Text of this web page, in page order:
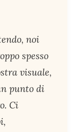
noi
spesso
visuale,
punto di
Ci